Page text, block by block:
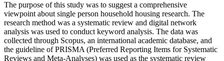
The purpose of this study was to suggest a comprehensive
viewpoint about single person household housing research. The
research method was a systematic review and digital network
analysis was used to conduct keyword analysis. The data was
collected through Scopus, an international academic database, and
the guideline of PRISMA (Preferred Reporting Items for Systematic
Reviews and Meta-Analyses) was used as the systematic review